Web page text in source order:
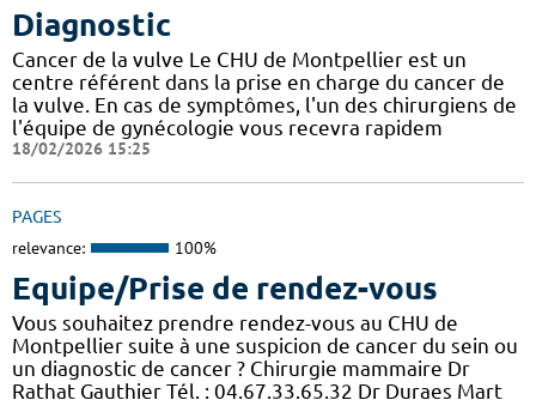
Diagnostic
Cancer de la vulve Le CHU de Montpellier est un
centre référent dans la prise en charge du cancer de
la vulve. En cas de symptômes, l'un des chirurgiens de
l'équipe de gynécologie vous recevra rapidem
18/02/2026 15:25
PAGES
relevance: 100%
Equipe/Prise de rendez-vous
Vous souhaitez prendre rendez-vous au CHU de
Montpellier suite à une suspicion de cancer du sein ou
un diagnostic de cancer ? Chirurgie mammaire Dr
Rathat Gauthier Tél. : 04.67.33.65.32 Dr Duraes Mart